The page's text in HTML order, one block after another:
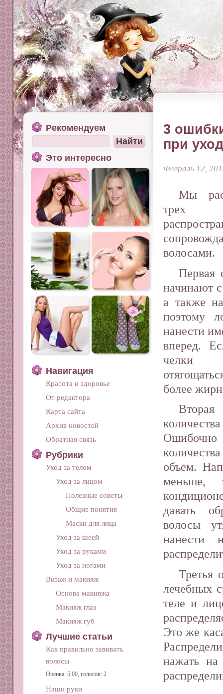
3
при
Февраль 12,
Мы
трех
волосами.
Первая
начинают
а также
поэтому
нанести
вперед.
более
Ошибочно
объем.
меньше,
давать
волосы
нанести
Третья
лечебных
теле и
Это же
нажать
Рекомендуем
Это интересно
Навигация
Красота и здоровье
От редактора
Карта сайта
Архив новостей
Обратная связь
Рубрики
Уход за телом
Уход за лицом
Полезные советы
Общие понятия
Маски для лица
Уход за шеей
Уход за руками
Уход за ногами
Визаж и макияж
Основа макияжа
Макияж глаз
Макияж губ
Лучшие статьи
Как правильно завивать
волосы
Оценка: 5,00, голосов: 2
Наши руки